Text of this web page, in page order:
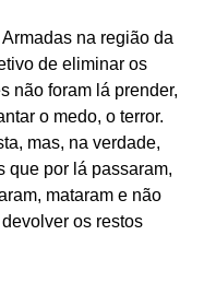
na região da
de eliminar os
não foram lá prender,
o medo, o terror.
mas, na verdade,
que por lá passaram,
mataram e não
os restos